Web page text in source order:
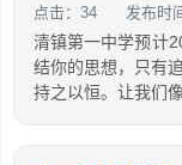
点击：34 发布时
清镇第一中学预计
结你的思想，只有
持之以恒。让我们